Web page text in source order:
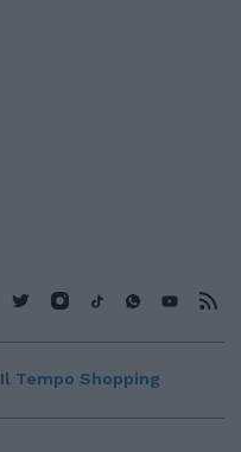
Il Tempo Shopping